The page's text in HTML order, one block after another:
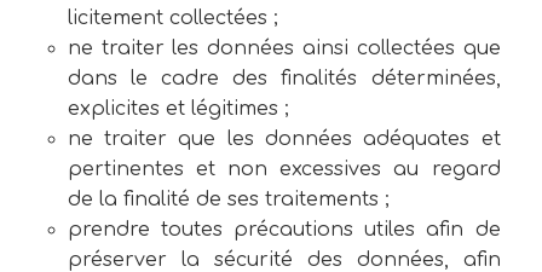
licitement collectées ;
ne traiter les données ainsi collectées que
dans le cadre des finalités déterminées,
explicites et légitimes ;
ne traiter que les données adéquates et
pertinentes et non excessives au regard
de la finalité de ses traitements ;
prendre toutes précautions utiles afin de
préserver la sécurité des données, afin